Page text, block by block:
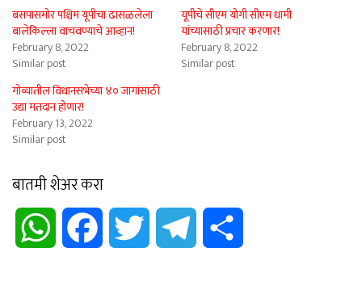
बसपासमोर पश्चिम यूपीचा ढासळलेला
बालेकिल्ला वाचवण्याचे आव्हान!
February 8, 2022
Similar post
यूपीचे सीएम योगी सीएम धामी
यांच्यासाठी प्रचार करणार!
February 8, 2022
Similar post
गोव्यातील विधानसभेच्या ४० जागांसाठी
उद्या मतदान होणार!
February 13, 2022
Similar post
बातमी शेअर करा
WhatsApp Facebook Twitter Telegram